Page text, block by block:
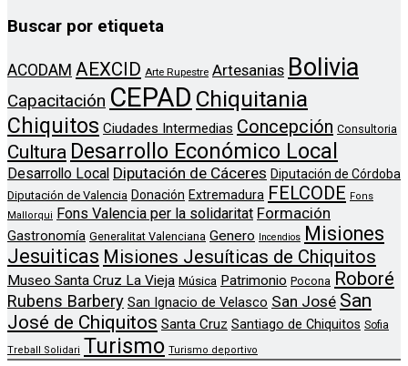
Buscar por etiqueta
ACODAM AEXCID Arte Rupestre Artesanias Bolivia
Capacitación CEPAD Chiquitania
Chiquitos Ciudades Intermedias Concepción Consultoria
Cultura Desarrollo Económico Local
Desarrollo Local Diputación de Cáceres Diputación de Córdoba
Diputación de Valencia Donación Extremadura FELCODE Fons
Mallorqui
Fons Valencia per la solidaritat Formación
Gastronomía Generalitat Valenciana Genero Incendios
Misiones
Jesuiticas Misiones Jesuíticas de Chiquitos
Museo Santa Cruz La Vieja Música Patrimonio Pocona Roboré
Rubens Barbery San Ignacio de Velasco San José San
José de Chiquitos Santa Cruz Santiago de Chiquitos Sofia
Treball Solidari Turismo Turismo deportivo